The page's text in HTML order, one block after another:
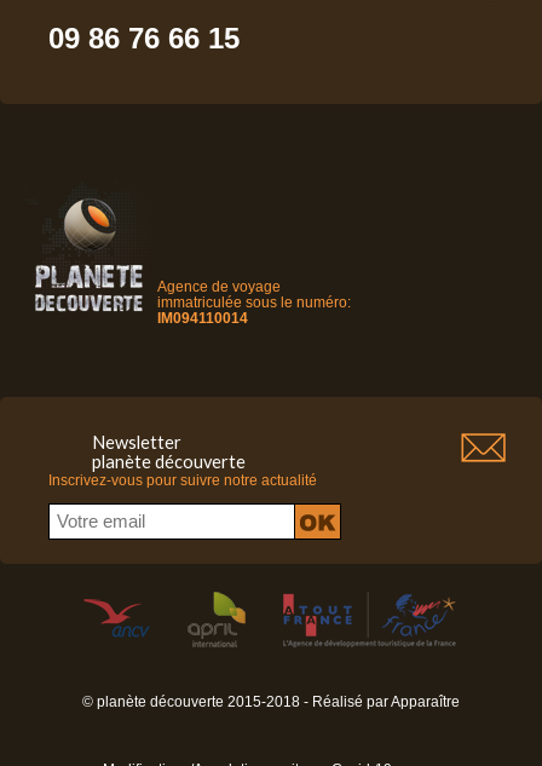
09 86 76 66 15
Agence de voyage
immatriculée sous le numéro:
IM094110014
Newsletter
planète découverte
Inscrivez-vous pour suivre notre actualité
© planète découverte 2015-2018 - Réalisé parApparaître